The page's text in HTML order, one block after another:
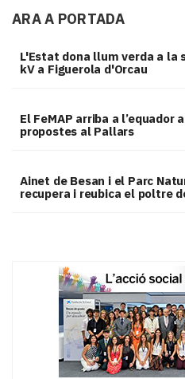
ARA A PORTADA
L'Estat dona llum verda a la
kV a Figuerola d'Orcau
El FeMAP arriba a l’equador
propostes al Pallars
Ainet de Besan i el Parc
recupera i reubica el poltre